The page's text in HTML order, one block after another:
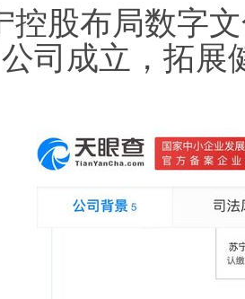
控股布局数字
公司成立，拓展